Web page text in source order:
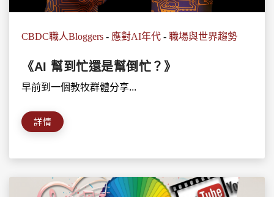
CBDC職人Bloggers - 應對AI年代 - 職場與世界趨勢
《AI 幫到忙還是幫倒忙？》
早前到一個教牧群體分享...
詳情